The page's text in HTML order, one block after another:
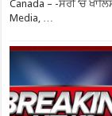
Canada – -ਸਰੀ ‘ਚ
Media, …